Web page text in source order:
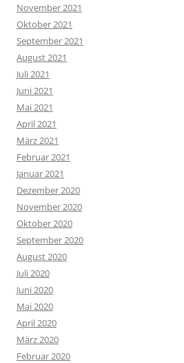
November 2021
Oktober 2021
September 2021
August 2021
Juli 2021
Juni 2021
Mai 2021
April 2021
März 2021
Februar 2021
Januar 2021
Dezember 2020
November 2020
Oktober 2020
September 2020
August 2020
Juli 2020
Juni 2020
Mai 2020
April 2020
März 2020
Februar 2020